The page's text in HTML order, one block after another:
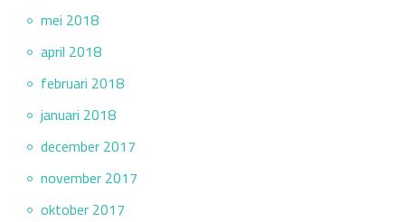
mei 2018
april 2018
februari 2018
januari 2018
december 2017
november 2017
oktober 2017